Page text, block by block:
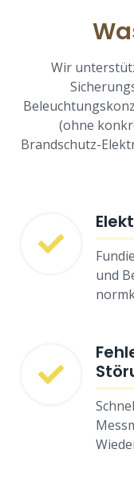
Wir
(ohne
Brandschutz-
und